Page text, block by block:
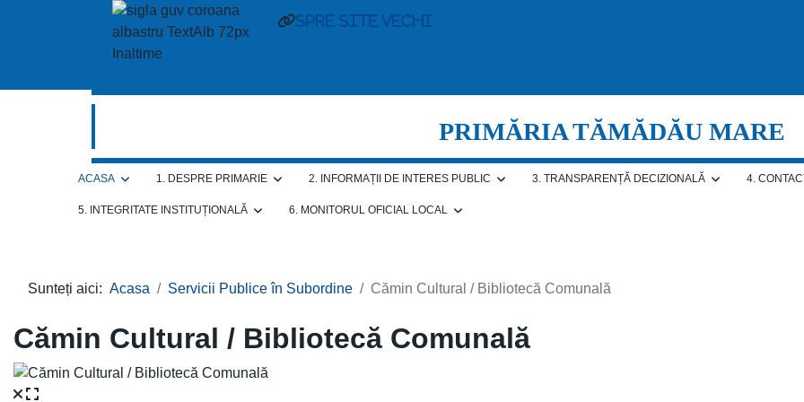
spre site vechi
PRIMĂRIA TĂMĂDĂU MARE
ACASA 1. DESPRE PRIMARIE 2. INFORMAȚII DE INTERES PUBLIC 3. TRANSPARENȚĂ DECIZIONALĂ 4.
5. INTEGRITATE INSTITUȚIONALĂ 6. MONITORUL OFICIAL LOCAL
Sunteți aici: Acasa Servicii Publice în Subordine Cămin Cultural / Bibliotecă Comunală
Cămin Cultural / Bibliotecă Comunală